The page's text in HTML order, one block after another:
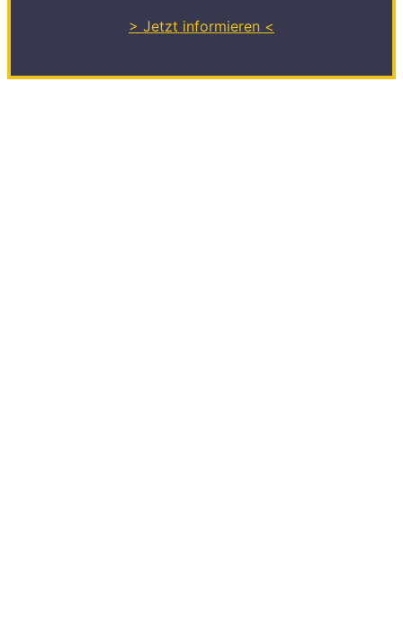
> Jetzt informieren <